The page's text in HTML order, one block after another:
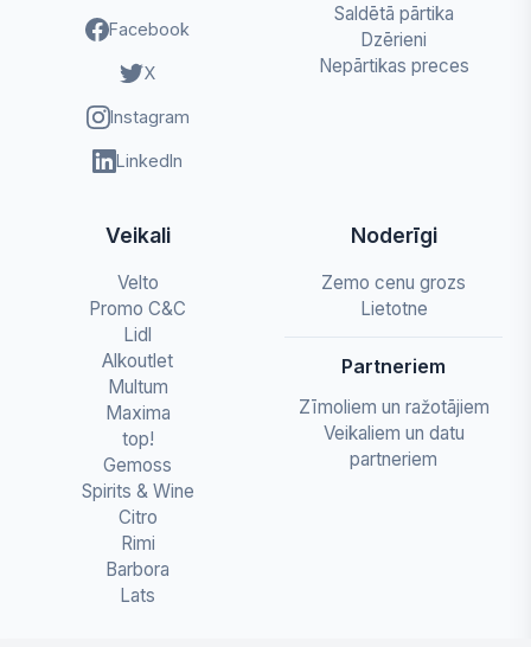
Facebook
X
Instagram
LinkedIn
Saldētā pārtika
Dzērieni
Nepārtikas preces
Veikali
Velto
Promo C&C
Lidl
Alkoutlet
Multum
Maxima
top!
Gemoss
Spirits & Wine
Citro
Rimi
Barbora
Lats
Noderīgi
Zemo cenu grozs
Lietotne
Partneriem
Zīmoliem un ražotājiem
Veikaliem un datu
partneriem